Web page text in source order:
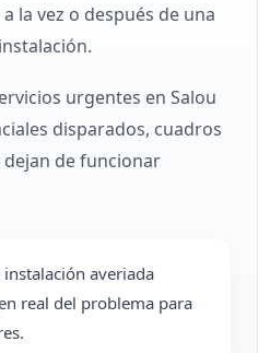
la vez o después de una
urgentes en Salou
disparados, cuadros
de funcionar
averiada
real del problema para